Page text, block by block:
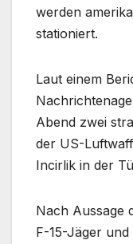
werden
stationiert.
Laut einem
Abend zwei
der US-
Incirlik in der
Nach Aussage
F-15-Jäger